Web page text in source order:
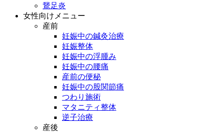
鵞足炎
女性向けメニュー
産前
妊娠中の鍼灸治療
妊娠整体
妊娠中の浮腫み
妊娠中の腰痛
産前の便秘
妊娠中の股関節痛
つわり施術
マタニティ整体
逆子治療
産後